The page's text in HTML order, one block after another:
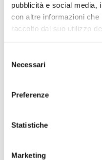
pubblicità e social media,
con altre informazioni che
raccolto dal suo utilizzo
delNecessari
Preferenze
Statistiche
Marketing
Cortile R. D’Aquino 4
Email info@chiedi-la-
+